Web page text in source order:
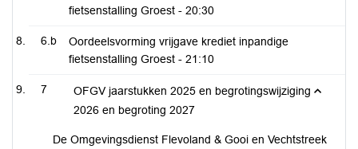
fietsenstalling Groest - 20:30
6.b
Oordeelsvorming vrijgave krediet inpandige
fietsenstalling Groest - 21:10
7
OFGV jaarstukken 2025 en begrotingswijziging
2026 en begroting 2027
De Omgevingsdienst Flevoland & Gooi en Vechtstreek